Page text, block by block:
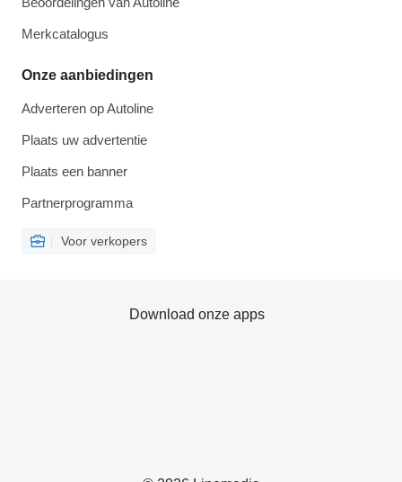
Merkcatalogus
Onze aanbiedingen
Adverteren op Autoline
Plaats uw advertentie
Plaats een banner
Partnerprogramma
Voor verkopers
Download onze apps